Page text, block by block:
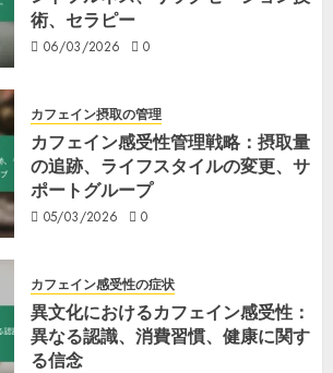
術、セラピー
06/03/2026 0
カフェイン摂取の管理
カフェイン感受性管理戦略：摂取量
の追跡、ライフスタイルの変更、サ
ポートグループ
05/03/2026 0
カフェイン感受性の症状
異文化におけるカフェイン感受性：
異なる認識、消費習慣、健康に関す
る信念